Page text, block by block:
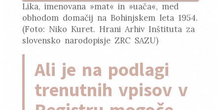
Lika, imenovana »mat« in »uača«, med
obhodom domačij na Bohinjskem leta 1954.
(Foto: Niko Kuret. Hrani Arhiv Inštituta za
slovensko narodopisje ZRC SAZU)
Ali je na podlagi
trenutnih vpisov v